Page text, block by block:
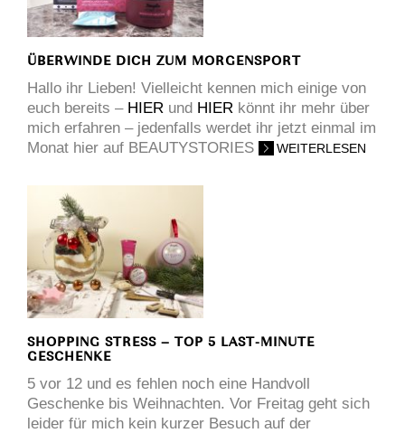
ÜBERWINDE DICH ZUM MORGENSPORT
Hallo ihr Lieben! Vielleicht kennen mich einige von
euch bereits – HIER und HIER könnt ihr mehr über
mich erfahren – jedenfalls werdet ihr jetzt einmal im
Monat hier auf BEAUTYSTORIES
WEITERLESEN
SHOPPING STRESS – TOP 5 LAST-MINUTE
GESCHENKE
5 vor 12 und es fehlen noch eine Handvoll
Geschenke bis Weihnachten. Vor Freitag geht sich
leider für mich kein kurzer Besuch auf der